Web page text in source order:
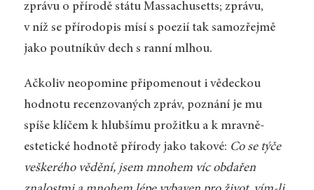
zprávu o přírodě státu Massachusetts; zprávu,
v níž se přírodopis mísí s poezií tak samozřejmě
jako poutníkův dech s ranní mlhou.
Ačkoliv neopomine připomenout i vědeckou
hodnotu recenzovaných zpráv, poznání je mu
spíše klíčem k hlubšímu prožitku a k mravně-
estetické hodnotě přírody jako takové: Co se týče
veškerého vědění, jsem mnohem víc obdařen